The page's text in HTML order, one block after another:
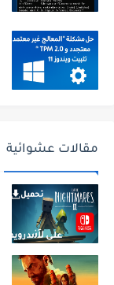
مقالات عشوائية